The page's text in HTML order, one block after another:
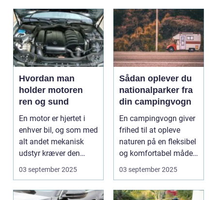
Hvordan man
holder motoren
ren og sund
En motor er hjertet i
enhver bil, og som med
alt andet mekanisk
udstyr kræver den
omsorg for a...
03 september 2025
Sådan oplever du
nationalparker fra
din campingvogn
En campingvogn giver
frihed til at opleve
naturen på en fleksibel
og komfortabel måde.
N...
03 september 2025